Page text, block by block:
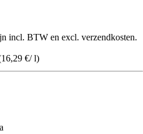
incl. BTW en excl. verzendkosten.
16,29 €/ l)